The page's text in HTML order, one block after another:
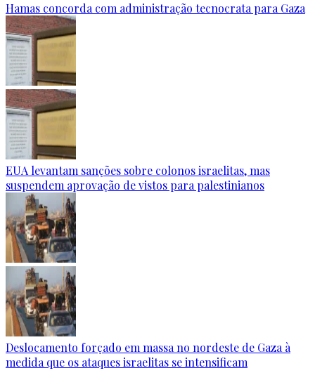
Hamas concorda com administração tecnocrata para Gaza
EUA levantam sanções sobre colonos israelitas, mas
suspendem aprovação de vistos para palestinianos
Deslocamento forçado em massa no nordeste de Gaza à
medida que os ataques israelitas se intensificam